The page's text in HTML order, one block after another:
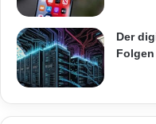
anbietet.
Sprachen zur
Der